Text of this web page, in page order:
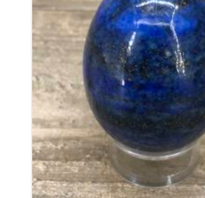
Oeuf en Lapis-Lazuli
65€